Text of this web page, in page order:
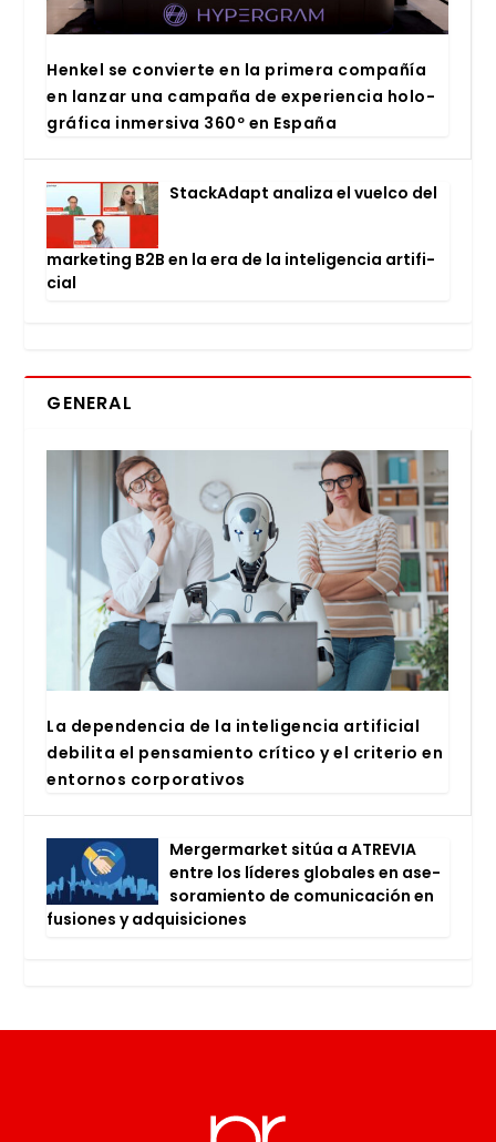
Hen­kel se con­vier­te en la pri­me­ra com­pa­ñía
en lan­zar una cam­pa­ña de expe­rien­cia holo­
grá­fi­ca inmer­si­va 360º en Espa­ña
Stac­kA­dapt ana­li­za el vuel­co del
mar­ke­ting B2B en la era de la inte­li­gen­cia arti­fi­
cial
GENERAL
La depen­den­cia de la inte­li­gen­cia arti­fi­cial
debi­li­ta el pen­sa­mien­to crí­ti­co y el cri­te­rio en
entor­nos cor­po­ra­ti­vos
Mer­ger­mar­ket sitúa a ATRE­VIA
entre los líde­res glo­ba­les en ase­
so­ra­mien­to de comu­ni­ca­ción en
fusio­nes y adqui­si­cio­nes